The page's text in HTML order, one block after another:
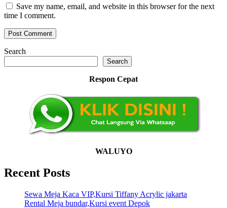
Save my name, email, and website in this browser for the next
time I comment.
Search
Search
Respon Cepat
WALUYO
Recent Posts
Sewa Meja Kaca VIP,Kursi Tiffany Acrylic jakarta
Rental Meja bundar,Kursi event Depok